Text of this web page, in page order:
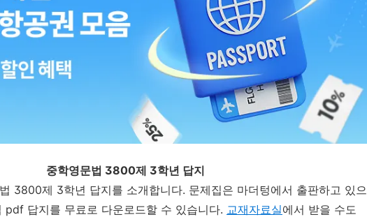
중학영문법 3800제 3학년 답지
3800제 3학년 답지를 소개합니다. 문제집은 마더텅에서 출판하고 있으
pdf 답지를 무료로 다운로드할 수 있습니다. 교재자료실에서 받을 수도